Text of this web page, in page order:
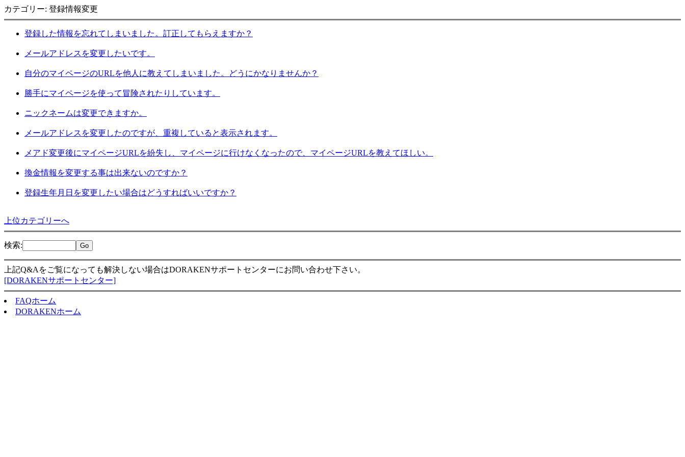
カテゴリー: 登録情報変更
登録した情報を忘れてしまいました。訂正してもらえますか？
メールアドレスを変更したいです。
自分のマイページのURLを他人に教えてしまいました。どうにかなりませんか？
勝手にマイページを使って冒険されたりしています。
ニックネームは変更できますか。
メールアドレスを変更したのですが、重複していると表示されます。
メアド変更後にマイページURLを紛失し、マイページに行けなくなったので、マイページURLを教えてほしい。
換金情報を変更する事は出来ないのですか？
登録生年月日を変更したい場合はどうすればいいですか？
上位カテゴリーへ
検索:
上記Q&Aをご覧になっても解決しない場合はDORAKENサポートセンターにお問い合わせ下さい。
[DORAKENサポートセンター]
FAQホーム
DORAKENホーム